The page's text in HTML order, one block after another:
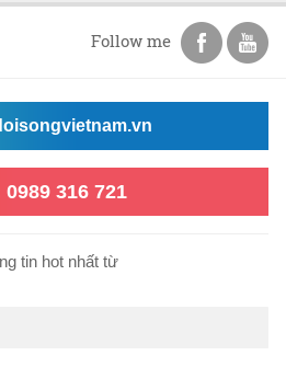
Follow me
316 721
tin hot nhất từ